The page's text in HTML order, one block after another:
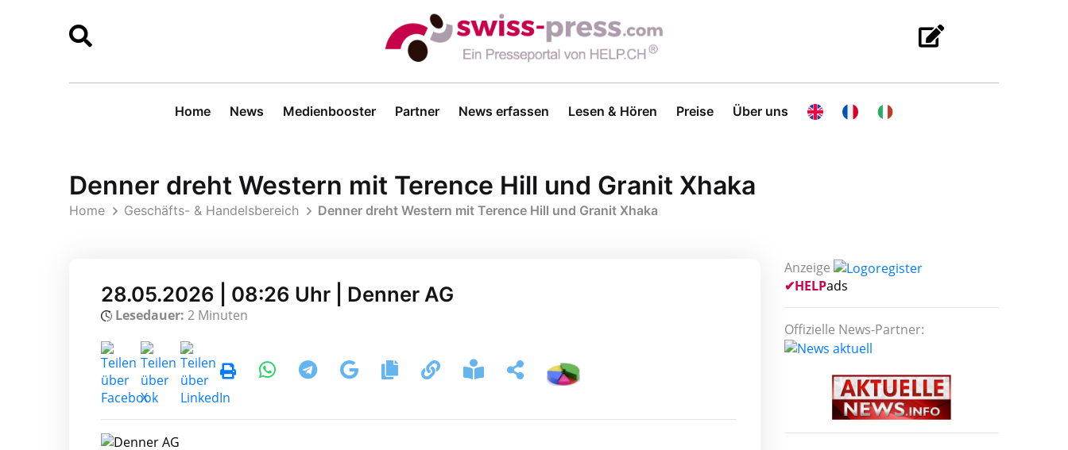
Home News Medienbooster Partner News erfassen Lesen & Hören Preise Über uns
Denner dreht Western mit Terence Hill und Granit Xhaka
Home Geschäfts- & Handelsbereich Denner dreht Western mit Terence Hill und Granit Xhaka
28.05.2026 | 08:26 Uhr | Denner AG
Lesedauer: 2 Minuten
Anzeige
✔HELPads
Offizielle News-Partner: